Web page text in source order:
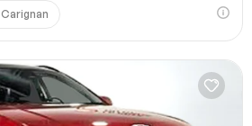
Carignan